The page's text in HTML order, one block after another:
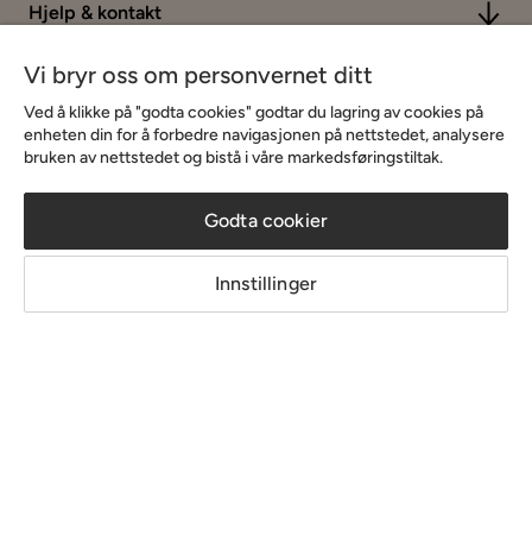
Hjelp & kontakt
Sortiment & tilbud
Inspirasjon
Om Chilli
Vi bryr oss om personvernet ditt
Ved å klikke på "godta cookies" godtar du lagring av cookies på
enheten din for å forbedre navigasjonen på nettstedet, analysere
bruken av nettstedet og bistå i våre markedsføringstiltak.
Godta cookier
Innstillinger